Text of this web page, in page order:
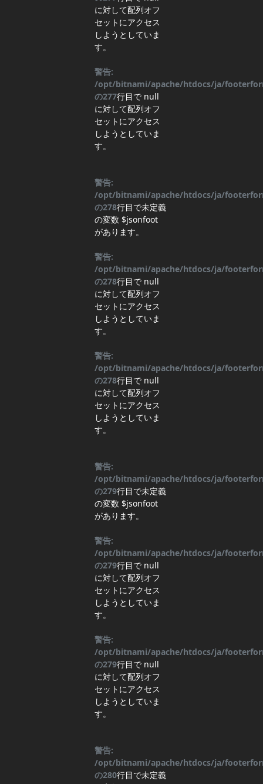
に対して配列オフ
セットにアクセス
しようとしていま
す。
警告:
/opt/bitnami/apache/htdocs/ja/
の277行目で null
に対して配列オフ
セットにアクセス
しようとしていま
す。
警告:
/opt/bitnami/apache/htdocs/ja/
の278行目で未定義
の変数 $jsonfoot
があります。
警告:
/opt/bitnami/apache/htdocs/ja/
の278行目で null
に対して配列オフ
セットにアクセス
しようとしていま
す。
警告:
/opt/bitnami/apache/htdocs/ja/
の278行目で null
に対して配列オフ
セットにアクセス
しようとしていま
す。
警告:
/opt/bitnami/apache/htdocs/ja/
の279行目で未定義
の変数 $jsonfoot
があります。
警告:
/opt/bitnami/apache/htdocs/ja/
の279行目で null
に対して配列オフ
セットにアクセス
しようとしていま
す。
警告:
/opt/bitnami/apache/htdocs/ja/
の279行目で null
に対して配列オフ
セットにアクセス
しようとしていま
す。
警告:
/opt/bitnami/apache/htdocs/ja/
の280行目で未定義